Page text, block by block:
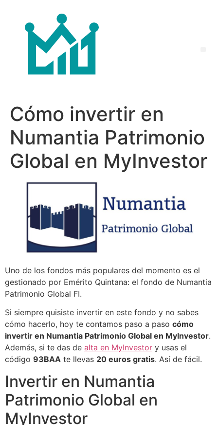
Cómo invertir en
Numantia Patrimonio
Global en MyInvestor
Uno de los fondos más populares del momento es el
gestionado por Emérito Quintana: el fondo de Numantia
Patrimonio Global FI.
Si siempre quisiste invertir en este fondo y no sabes
cómo hacerlo, hoy te contamos paso a paso cómo
invertir en Numantia Patrimonio Global en MyInvestor.
Además, si te das de alta en MyInvestor y usas el
código 93BAA te llevas 20 euros gratis. Así de fácil.
Invertir en Numantia
Patrimonio Global en
MyInvestor